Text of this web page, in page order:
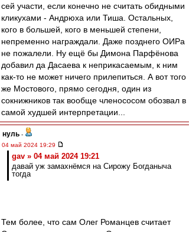
сей участи, если конечно не считать обидными
кликухами - Андрюха или Тиша. Остальных,
кого в большей, кого в меньшей степени,
непременно награждали. Даже позднего ОИРа
не пожалели. Ну ещё бы Димона Парфёнова
добавил да Дасаева к неприкасаемым, к ним
как-то не может ничего прилепиться. А вот того
же Мостового, прямо сегодня, один из
сокнижников так вообще членососом обозвал в
самой худшей интерпретации...
нуль -
04 май 2024 19:29
gav » 04 май 2024 19:21
давай уж замахнёмся на Сирожу Богданыча
тогда
Тем более, что сам Олег Романцев считает